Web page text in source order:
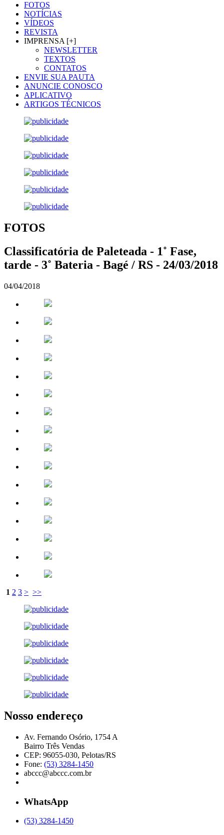
FOTOS
NOTÍCIAS
VÍDEOS
REVISTA
IMPRENSA [+]
NEWSLETTER
TEXTOS
CONTATOS
ENVIE SUA PAUTA
ANUNCIE CONOSCO
APLICATIVO
ARTIGOS TÉCNICOS
FOTOS
Classificatória de Paleteada - 1˚ Fase,
tarde - 3˚ Bateria - Bagé / RS - 24/03/2018
04/04/2018
1 2 3 > >>
Nosso endereço
Av. Fernando Osório, 1754 A
Bairro Três Vendas
CEP: 96055-030, Pelotas/RS
Fone: (53) 3284-1450
abccc@abccc.com.br
WhatsApp
(53) 3284-1450